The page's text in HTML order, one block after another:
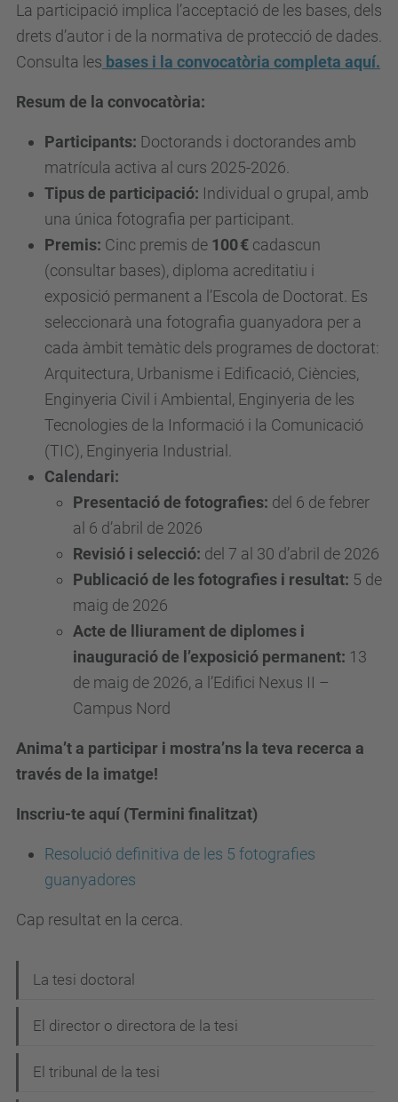
La participació implica l’acceptació de les bases, dels
drets d’autor i de la normativa de protecció de dades.
Consulta les bases i la convocatòria completa aquí.
Resum de la convocatòria:
Participants: Doctorands i doctorandes amb
matrícula activa al curs 2025-2026.
Tipus de participació: Individual o grupal, amb
una única fotografia per participant.
Premis: Cinc premis de 100 € cadascun
(consultar bases), diploma acreditatiu i
exposició permanent a l’Escola de Doctorat. Es
seleccionarà una fotografia guanyadora per a
cada àmbit temàtic dels programes de doctorat:
Arquitectura, Urbanisme i Edificació, Ciències,
Enginyeria Civil i Ambiental, Enginyeria de les
Tecnologies de la Informació i la Comunicació
(TIC), Enginyeria Industrial.
Calendari:
Presentació de fotografies: del 6 de febrer
al 6 d’abril de 2026
Revisió i selecció: del 7 al 30 d’abril de 2026
Publicació de les fotografies i resultat: 5 de
maig de 2026
Acte de lliurament de diplomes i
inauguració de l’exposició permanent: 13
de maig de 2026, a l’Edifici Nexus II –
Campus Nord
Anima’t a participar i mostra’ns la teva recerca a
través de la imatge!
Inscriu-te aquí (Termini finalitzat)
Resolució definitiva de les 5 fotografies
guanyadores
Cap resultat en la cerca.
a
v
La tesi doctoral
El director o directora de la tesi
El tribunal de la tesi